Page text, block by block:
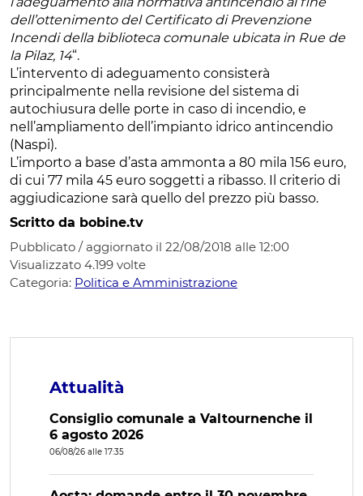
dell’ottenimento del Certificato di Prevenzione
Incendi della biblioteca comunale ubicata in Rue de
la Pilaz, 14“.
L’intervento di adeguamento consisterà
principalmente nella revisione del sistema di
autochiusura delle porte in caso di incendio, e
nell’ampliamento dell’impianto idrico antincendio
(Naspi).
L’importo a base d’asta ammonta a 80 mila 156 euro,
di cui 77 mila 45 euro soggetti a ribasso. Il criterio di
aggiudicazione sarà quello del prezzo più basso.
Scritto da bobine.tv
Pubblicato / aggiornato il 22/08/2018 alle 12:00
Visualizzato 4.199 volte
Categoria: Politica e Amministrazione
Attualità
Consiglio comunale a Valtournenche il
6 agosto 2026
06/08/26 alle 17:35